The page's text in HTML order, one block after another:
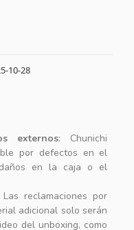
10-28
externos: Chunichi
por defectos en el
en la caja o el
Las reclamaciones por
adicional solo serán
del unboxing, como